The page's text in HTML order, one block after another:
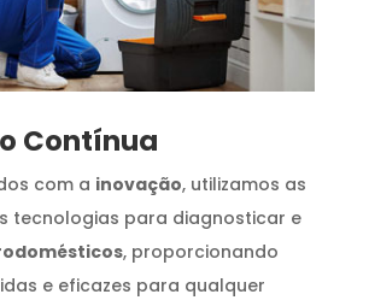
Contínua
com a inovação, utilizamos as
tecnologias para diagnosticar e
, proporcionando
e eficazes para qualquer